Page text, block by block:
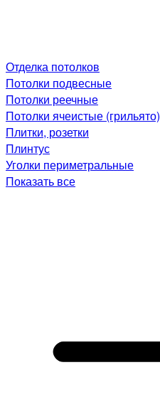
Отделка потолков
Потолки подвесные
Потолки реечные
Потолки ячеистые (грильято)
Плитки, розетки
Плинтус
Уголки периметральные
Показать все